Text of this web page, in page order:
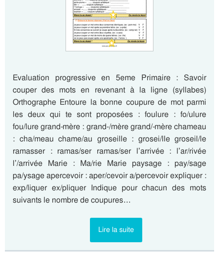
Evaluation progressive en 5eme Primaire : Savoir
couper des mots en revenant à la ligne (syllabes)
Orthographe Entoure la bonne coupure de mot parmi
les deux qui te sont proposées : foulure : fo/ulure
fou/lure grand-mère : grand-/mère grand/-mère chameau
: cha/meau chame/au groseille : grosei/lle groseil/le
ramasser : ramas/ser ramas/ser l’arrivée : l’ar/rivée
l’/arrivée Marie : Ma/rie Marie paysage : pay/sage
pa/ysage apercevoir : aper/cevoir a/percevoir expliquer :
exp/liquer ex/pliquer Indique pour chacun des mots
suivants le nombre de coupures…
Lire la suite